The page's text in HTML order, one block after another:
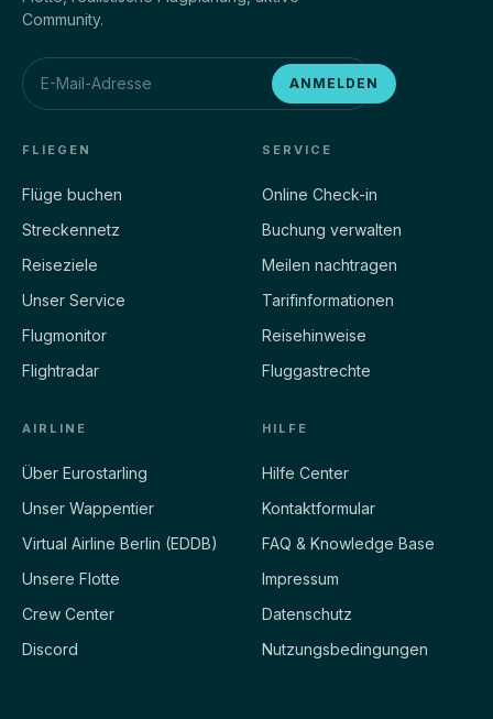
Community.
ANMELDEN
FLIEGEN
Flüge buchen
Streckennetz
Reiseziele
Unser Service
Flugmonitor
Flightradar
SERVICE
Online Check-in
Buchung verwalten
Meilen nachtragen
Tarifinformationen
Reisehinweise
Fluggastrechte
AIRLINE
Über Eurostarling
Unser Wappentier
Virtual Airline Berlin (EDDB)
Unsere Flotte
Crew Center
Discord
HILFE
Hilfe Center
Kontaktformular
FAQ & Knowledge Base
Impressum
Datenschutz
Nutzungsbedingungen